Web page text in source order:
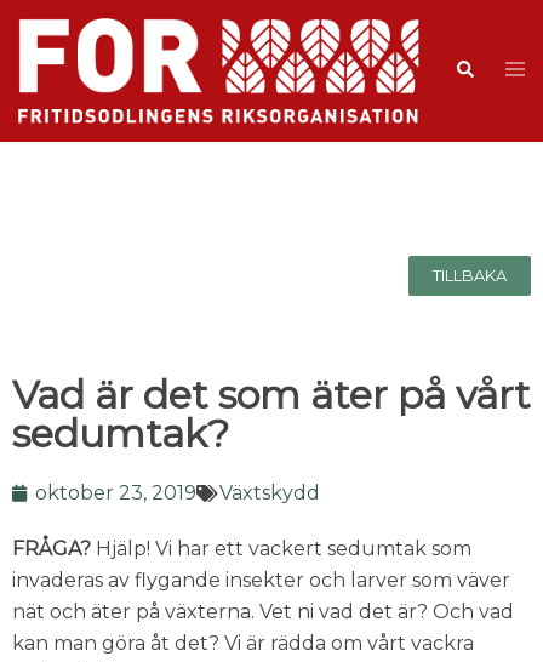
TILLBAKA
Vad är det som äter på vårt
sedumtak?
oktober 23, 2019 Växtskydd
FRÅGA? Hjälp! Vi har ett vackert sedumtak som
invaderas av flygande insekter och larver som väver
nät och äter på växterna. Vet ni vad det är? Och vad
kan man göra åt det? Vi är rädda om vårt vackra